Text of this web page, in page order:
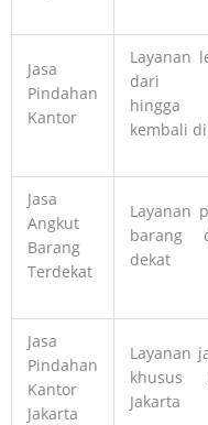
Jasa
Pindahan
Kantor
Layanan
dari
hingga
kembali
Jasa
Angkut
Barang
Terdekat
Layanan
barang
dekat
Jasa
Pindahan
Kantor
Jakarta
Layanan
khusus
Jakarta